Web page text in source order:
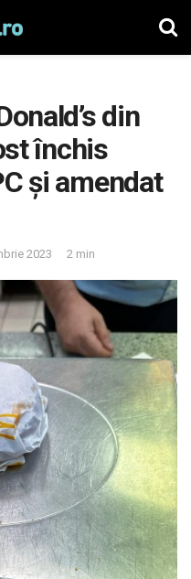
din
închis
şi amendat
2023 2 min